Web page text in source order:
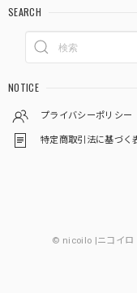
SEARCH
NOTICE
プライバシーポリシー
特定商取引法に基づく
© nicoilo |ニコイロ